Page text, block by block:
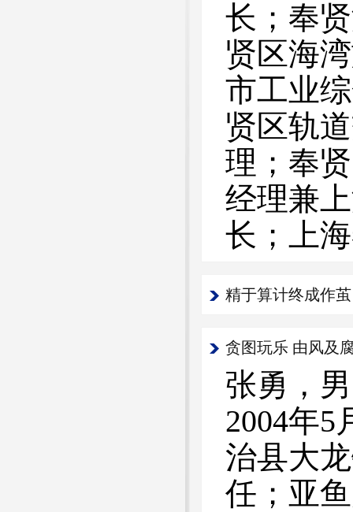
长；奉
贤区海
市工业
贤区轨
理；奉
经理兼
长；上
精于算计终成作
贪图玩乐 由风及
张勇，
2004年5
治县大
任；亚